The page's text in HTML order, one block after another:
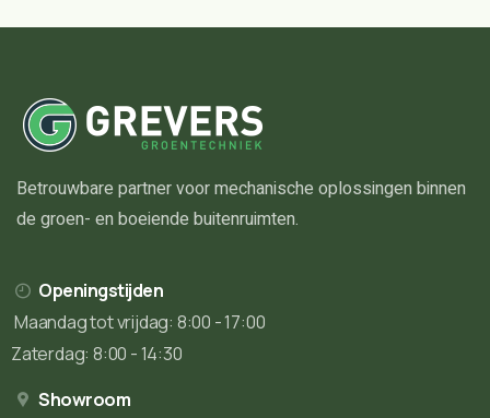
Betrouwbare partner voor mechanische oplossingen binnen
de groen- en boeiende buitenruimten.
Openingstijden
Maandag tot vrijdag: 8:00 - 17:00
Zaterdag: 8:00 - 14:30
Showroom